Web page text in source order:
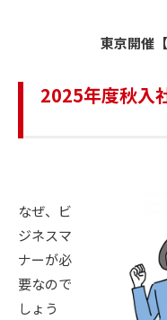
東京開催
2025年度秋入
なぜ、ビ
ジネスマ
ナーが必
要なので
しょう